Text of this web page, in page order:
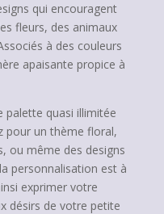
qui encouragent
fleurs, des animaux
à des couleurs
apaisante propice à
palette quasi illimitée
pour un thème floral,
ou même des designs
personnalisation est à
exprimer votre
désirs de votre petite